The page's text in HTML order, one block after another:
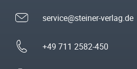
service@steiner-verlag.de
+49 711 2582-450